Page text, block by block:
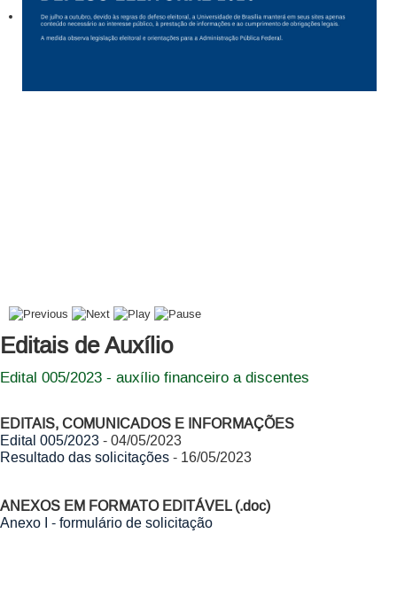
Editais de Auxílio
Edital 005/2023 - auxílio financeiro a discentes
EDITAIS, COMUNICADOS E INFORMAÇÕES
Edital 005/2023 - 04/05/2023
Resultado das solicitações - 16/05/2023
ANEXOS EM FORMATO EDITÁVEL (.doc)
Anexo I - formulário de solicitação